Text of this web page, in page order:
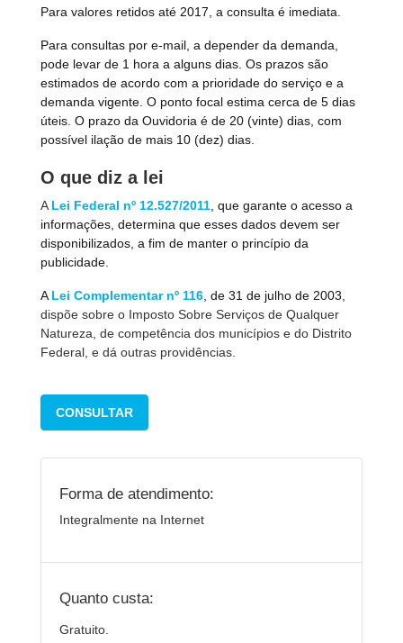
Para valores retidos até 2017, a consulta é imediata.
Para consultas por e-mail, a depender da demanda,
pode levar de 1 hora a alguns dias. Os prazos são
estimados de acordo com a prioridade do serviço e a
demanda vigente. O ponto focal estima cerca de 5 dias
úteis. O prazo da Ouvidoria é de 20 (vinte) dias, com
possível ilação de mais 10 (dez) dias.
O que diz a lei
A Lei Federal nº 12.527/2011 , que garante o acesso a
informações, determina que esses dados devem ser
disponibilizados, a fim de manter o princípio da
publicidade.
A Lei Complementar nº 116 , de 31 de julho de 2003,
dispõe sobre o Imposto Sobre Serviços de Qualquer
Natureza, de competência dos municípios e do Distrito
Federal, e dá outras providências.
CONSULTAR
Forma de atendimento:
Integralmente na Internet
Quanto custa:
Gratuito.